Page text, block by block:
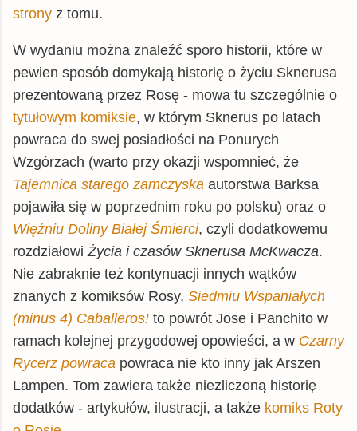
strony z tomu.
W wydaniu można znaleźć sporo historii, które w
pewien sposób domykają historię o życiu Sknerusa
prezentowaną przez Rosę - mowa tu szczególnie o
tytułowym komiksie, w którym Sknerus po latach
powraca do swej posiadłości na Ponurych
Wzgórzach (warto przy okazji wspomnieć, że
Tajemnica starego zamczyska autorstwa Barksa
pojawiła się w poprzednim roku po polsku) oraz o
Więźniu Doliny Białej Śmierci, czyli dodatkowemu
rozdziałowi Życia i czasów Sknerusa McKwacza.
Nie zabraknie też kontynuacji innych wątków
znanych z komiksów Rosy, Siedmiu Wspaniałych
(minus 4) Caballeros! to powrót Jose i Panchito w
ramach kolejnej przygodowej opowieści, a w Czarny
Rycerz powraca powraca nie kto inny jak Arszen
Lampen. Tom zawiera także niezliczoną historię
dodatków - artykułów, ilustracji, a także komiks Roty